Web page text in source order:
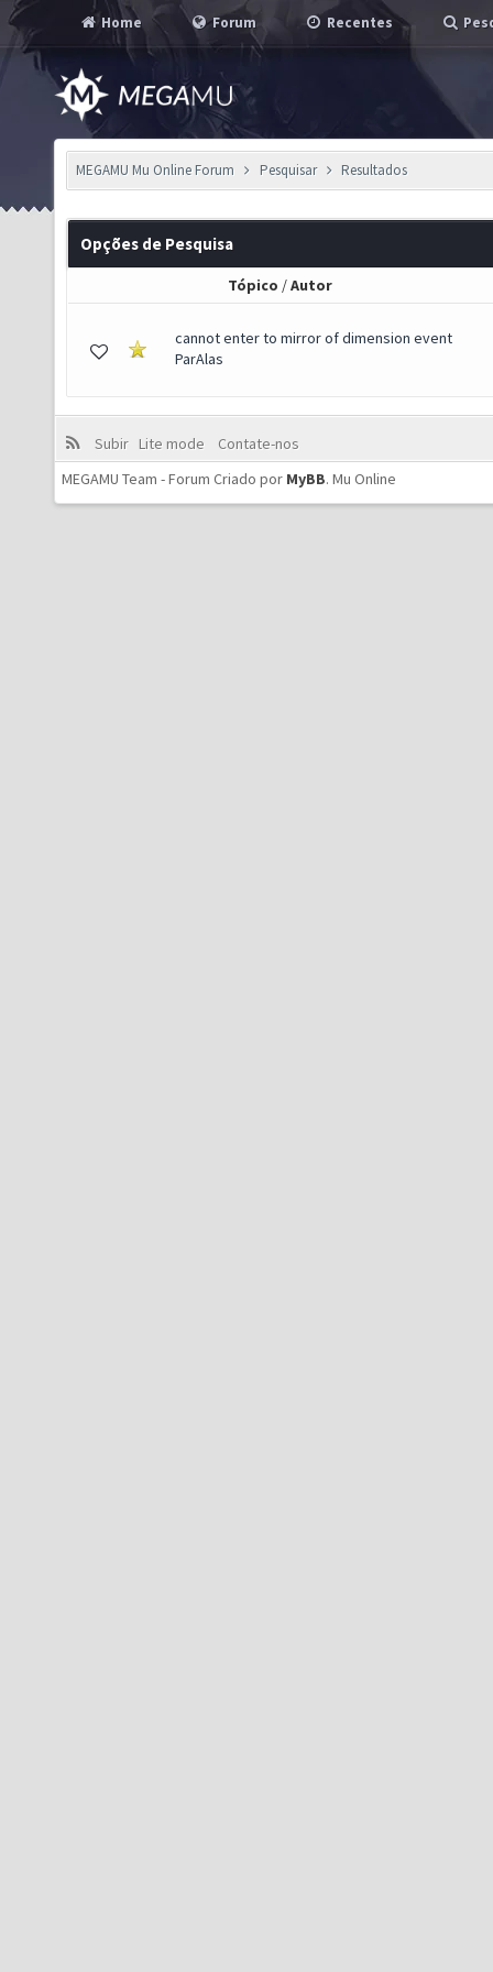
Home Forum Recentes
MEGAMU Mu Online Forum Pesquisar Resultados
Opções de Pesquisa
Tópico /Autor
cannot enter to mirror of dimension event
ParAlas
Subir Lite mode
Contate-nos
MEGAMU Team - Forum Criado por MyBB. Mu Online